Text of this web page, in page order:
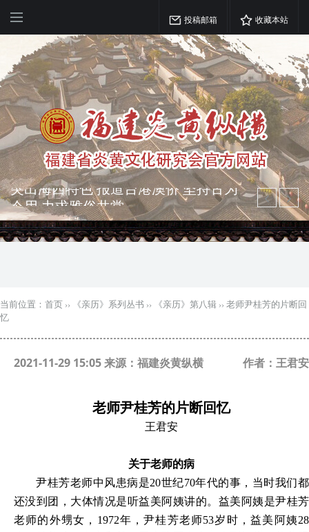
投稿邮箱 收藏本站
弘扬优秀文化 振奋民族精神 介绍民族
瑰宝 宣传中华精英
突出海西特色 报道台港澳侨 坚持古为
当前位置： 首页 ›› 《亲历》系列丛书 ›› 《亲历》第八辑 ›› 老师尹桂芳的片断回
忆
2021-11-29 15:05 来源：福建炎黄纵横 作者：王君安
老师尹桂芳的片断回忆
王君安
关于老师的病
尹桂芳老师中风患病是20世纪70年代的事，当时我们都
还没到团，大体情况是听益美阿姨讲的。益美阿姨是尹桂芳
老师的外甥女，1972年，尹桂芳老师53岁时，益美阿姨28